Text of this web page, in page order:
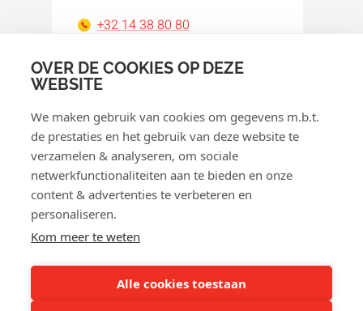
OVER DE COOKIES OP DEZE
WEBSITE
We maken gebruik van cookies om gegevens m.b.t.
de prestaties en het gebruik van deze website te
verzamelen & analyseren, om sociale
netwerkfunctionaliteiten aan te bieden en onze
content & advertenties te verbeteren en
personaliseren.
Kom meer te weten
Alle cookies toestaan
+32 14 38 80 80
Facebook
Cookiebeleid